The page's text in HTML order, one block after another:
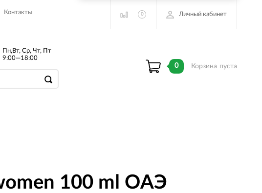
Контакты 0 Личный кабинет
Пн,Вт, Ср, Чт, Пт
9:00—18:00
0 Корзина пуста
100 ml ОАЭ